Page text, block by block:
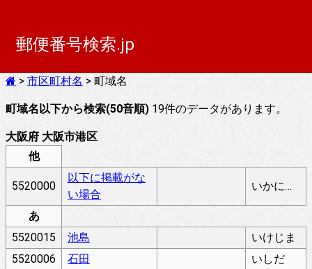
郵便番号検索.jp
> 市区町村名 > 町域名
町域名以下から検索(50音順) 19件のデータがあります。
大阪府 大阪市港区
他
5520000
以下に掲載がな
い場合
いかにけいさいがないばあい
あ
5520015
池島
いけじま
5520006
石田
いしだ